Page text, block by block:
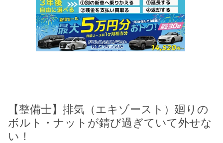
【整備士】排気（エキゾースト）廻りの
ボルト・ナットが錆び過ぎていて外せな
い！